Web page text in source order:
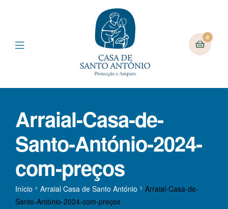
0
Arraial-Casa-de-
Santo-António-2024-
com-preços
Início Arraial Casa de Santo António
Arraial-Casa-de-
Santo-António-2024-com-preços